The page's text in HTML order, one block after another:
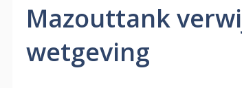
Mazouttank
wetgeving